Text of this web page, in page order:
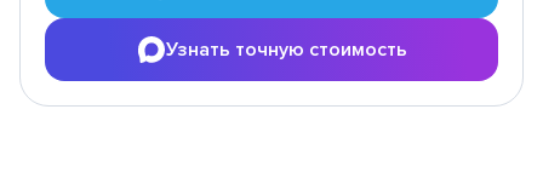
Узнать точную стоимость